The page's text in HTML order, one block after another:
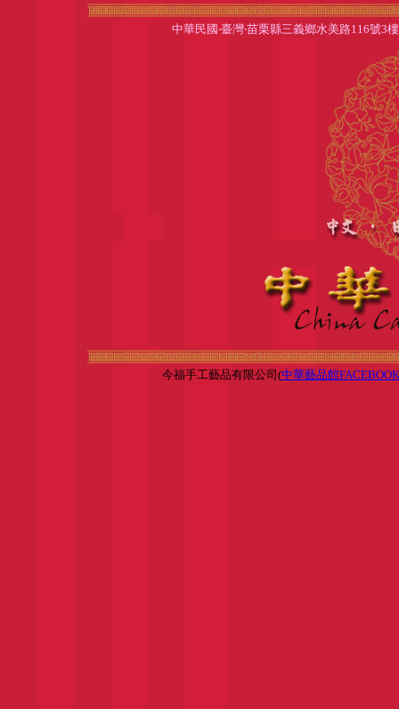
中華民國‧臺灣‧苗栗縣三義鄉水美路116號3樓
今福手工藝品有限公司(中華藝品館FACEBOOK